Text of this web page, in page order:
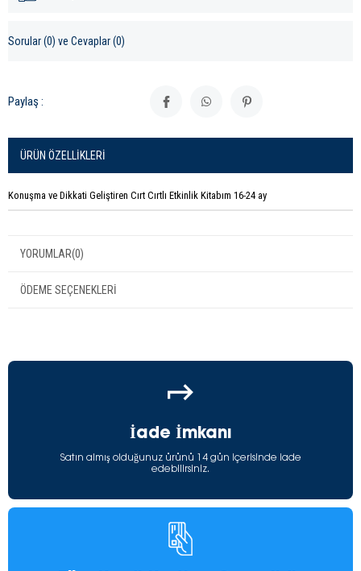
Sorular (0) ve Cevaplar (0)
Paylaş :
ÜRÜN ÖZELLIKLERI
Konuşma ve Dikkati Geliştiren Cırt Cırtlı Etkinlik Kitabım 16-24 ay
YORUMLAR(0)
ÖDEME SEÇENEKLERI
İade İmkanı
Satın almış olduğunuz ürünü 14 gün içerisinde iade
edebilirsiniz.